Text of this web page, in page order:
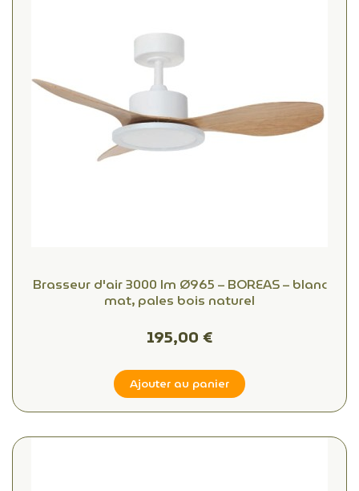
Brasseur d'air 3000 lm Ø965 – BOREAS – blanc
mat, pales bois naturel
195,00 €
Ajouter au panier